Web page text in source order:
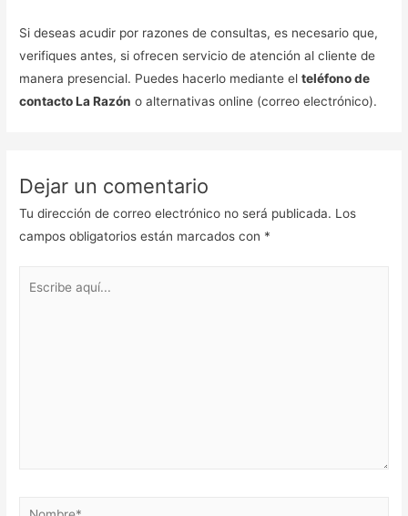
Si deseas acudir por razones de consultas, es necesario que,
verifiques antes, si ofrecen servicio de atención al cliente de
manera presencial. Puedes hacerlo mediante elteléfono de
contacto La Razón o alternativas online (correo electrónico).
Dejar un comentario
Tu dirección de correo electrónico no será publicada. Los
campos obligatorios están marcados con *
Nombre*